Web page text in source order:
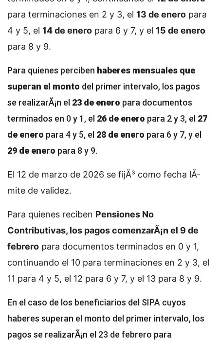
para terminaciones en 2 y 3, el 13 de enero para
4 y 5, el 14 de enero para 6 y 7, y el 15 de enero
para 8 y 9.
Para quienes perciben haberes mensuales que
superan el monto del primer intervalo, los pagos
se realizarÃ¡n el 23 de enero para documentos
terminados en 0 y 1, el 26 de enero para 2 y 3, el 27
de enero para 4 y 5, el 28 de enero para 6 y 7, y el
29 de enero para 8 y 9.
El 12 de marzo de 2026 se fijÃ³ como fecha lÃ­
mite de validez.
Para quienes reciben Pensiones No
Contributivas, los pagos comenzarÃ¡n el 9 de
febrero para documentos terminados en 0 y 1,
continuando el 10 para terminaciones en 2 y 3, el
11 para 4 y 5, el 12 para 6 y 7, y el 13 para 8 y 9.
En el caso de los beneficiarios del SIPA cuyos
haberes superan el monto del primer intervalo, los
pagos se realizarÃ¡n el 23 de febrero para